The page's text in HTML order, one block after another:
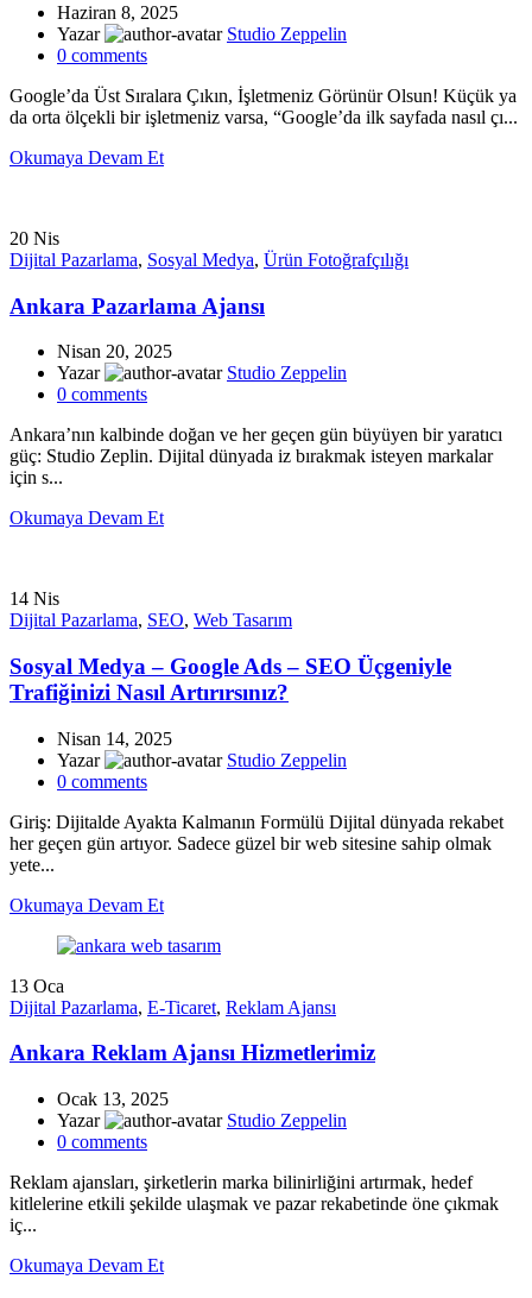
Haziran 8, 2025
Yazar
Studio Zeppelin
0 comments
Google’da Üst Sıralara Çıkın, İşletmeniz Görünür Olsun! Küçük ya
da orta ölçekli bir işletmeniz varsa, “Google’da ilk sayfada nasıl çı...
Okumaya Devam Et
20 Nis
Dijital Pazarlama, Sosyal Medya, Ürün Fotoğrafçılığı
Ankara Pazarlama Ajansı
Nisan 20, 2025
Yazar
Studio Zeppelin
0 comments
Ankara’nın kalbinde doğan ve her geçen gün büyüyen bir yaratıcı
güç: Studio Zeplin. Dijital dünyada iz bırakmak isteyen markalar
için s...
Okumaya Devam Et
14 Nis
Dijital Pazarlama, SEO, Web Tasarım
Sosyal Medya – Google Ads – SEO Üçgeniyle
Trafiğinizi Nasıl Artırırsınız?
Nisan 14, 2025
Yazar
Studio Zeppelin
0 comments
Giriş: Dijitalde Ayakta Kalmanın Formülü Dijital dünyada rekabet
her geçen gün artıyor. Sadece güzel bir web sitesine sahip olmak
yete...
Okumaya Devam Et
13 Oca
Dijital Pazarlama, E-Ticaret, Reklam Ajansı
Ankara Reklam Ajansı Hizmetlerimiz
Ocak 13, 2025
Yazar
Studio Zeppelin
0 comments
Reklam ajansları, şirketlerin marka bilinirliğini artırmak, hedef
kitlelerine etkili şekilde ulaşmak ve pazar rekabetinde öne çıkmak
iç...
Okumaya Devam Et